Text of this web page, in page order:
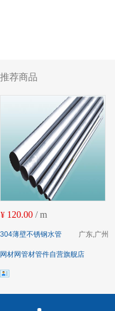
推荐商品
¥ 120.00 / m
广东,广州
304薄壁不锈钢水管
网材网管材管件自营旗舰店